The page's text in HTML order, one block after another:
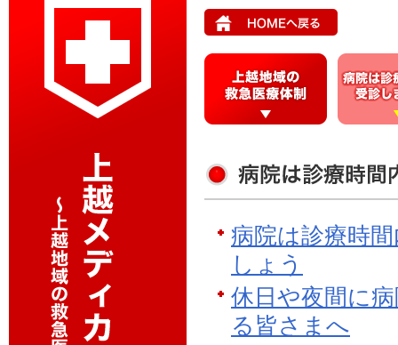
上
域
急
病
院
診
間
受
診
ま
し
ょ
病院は診療時
しょう
休日や夜間に
る皆さまへ